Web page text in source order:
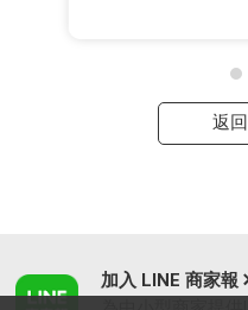
返
加入 LINE 商家報